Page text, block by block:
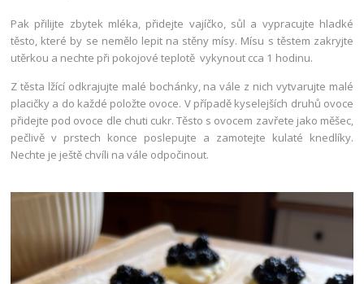
Pak přilijte zbytek mléka, přidejte vajíčko, sůl a vypracujte hladké
těsto, které by se nemělo lepit na stěny mísy. Mísu s těstem zakryjte
utěrkou a nechte při pokojové teplotě vykynout cca 1 hodinu.
Z těsta lžící odkrajujte malé bochánky, na vále z nich vytvarujte malé
placičky a do každé položte ovoce. V případě kyselejších druhů ovoce
přidejte pod ovoce dle chuti cukr. Těsto s ovocem zavřete jako měšec,
pečlivě v prstech konce poslepujte a zamotejte kulaté knedlíky.
Nechte je ještě chvíli na vále odpočinout.